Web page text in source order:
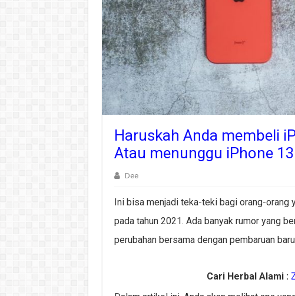
Haruskah Anda membeli
Atau menunggu iPhone
Dee
Ini bisa menjadi teka-teki bagi orang-orang
pada tahun 2021. Ada banyak rumor yang
perubahan bersama dengan pembaruan
Cari Herbal Alami :